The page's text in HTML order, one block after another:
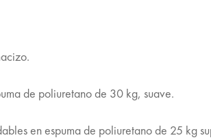
de poliuretano de 30 kg, suave.
en espuma de poliuretano de 25 kg